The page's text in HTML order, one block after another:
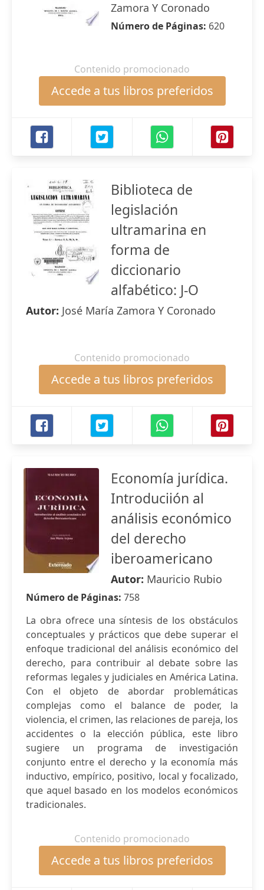
Zamora Y Coronado
Número de Páginas: 620
Contenido promocionado
Accede a tus libros preferidos
Biblioteca de
legislación
ultramarina en
forma de
diccionario
alfabético: J-O
Autor: José María Zamora Y Coronado
Contenido promocionado
Accede a tus libros preferidos
Economía jurídica.
Introduciión al
análisis económico
del derecho
iberoamericano
Autor: Mauricio Rubio
Número de Páginas: 758
La obra ofrece una síntesis de los obstáculos
conceptuales y prácticos que debe superar el
enfoque tradicional del análisis económico del
derecho, para contribuir al debate sobre las
reformas legales y judiciales en América Latina.
Con el objeto de abordar problemáticas
complejas como el balance de poder, la
violencia, el crimen, las relaciones de pareja, los
accidentes o la elección pública, este libro
sugiere un programa de investigación
conjunto entre el derecho y la economía más
inductivo, empírico, positivo, local y focalizado,
que aquel basado en los modelos económicos
tradicionales.
Contenido promocionado
Accede a tus libros preferidos